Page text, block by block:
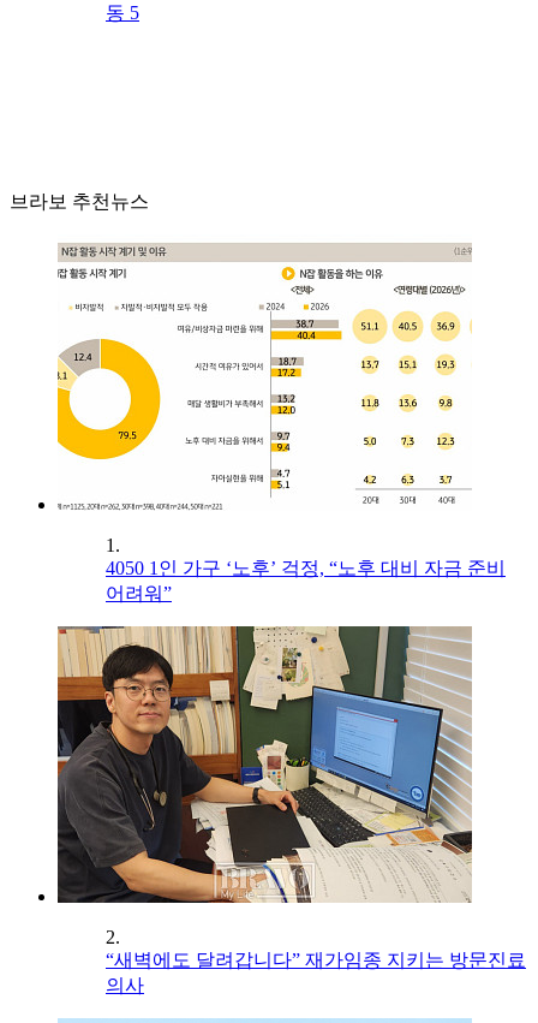
동 5
브라보 추천뉴스
1.
4050 1인 가구 ‘노후’ 걱정, “노후 대비 자금 준비
어려워”
2.
“새벽에도 달려갑니다” 재가임종 지키는 방문진료
의사